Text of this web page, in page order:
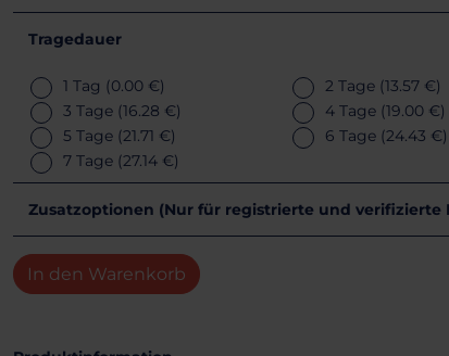
Tragedauer
1 Tag (0.00 €) 2 Tage (13.57 €)
3 Tage (16.28 €) 4 Tage (19.00 €)
5 Tage (21.71 €) 6 Tage (24.43 €)
7 Tage (27.14 €)
Zusatzoptionen (Nur für registrierte und
In den Warenkorb